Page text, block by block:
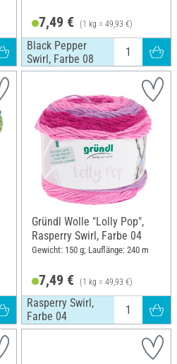
7,49 € (1 kg = 49,93 €)
Black Pepper
Swirl, Farbe 08
Gründl Wolle "Lolly Pop",
Rasperry Swirl, Farbe 04
Gewicht: 150 g; Lauflänge: 240 m
7,49 € (1 kg = 49,93 €)
Rasperry Swirl,
Farbe 04